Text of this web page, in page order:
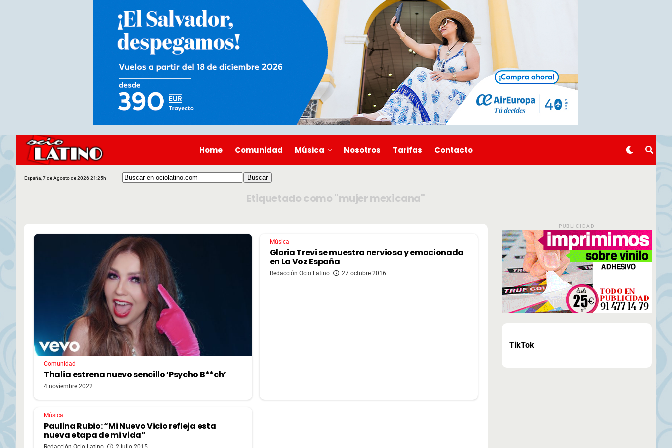
Home Comunidad Música Nosotros Tarifas Contacto
España, 7 de Agosto de 2026 21:25h
Etiquetado como "mujer mexicana"
Comunidad
Thalía estrena nuevo sencillo ‘Psycho B**ch’
4 noviembre 2022
Música
Gloria Trevi se muestra nerviosa y emocionada
en La Voz España
Redacción Ocio Latino 27 octubre 2016
Música
Paulina Rubio: “Mi Nuevo Vicio refleja esta
nueva etapa de mi vida”
PUBLICIDAD
TikTok